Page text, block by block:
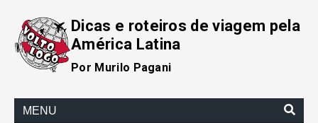
Dicas e roteiros de viagem pela
América Latina
Por Murilo Pagani
MENU